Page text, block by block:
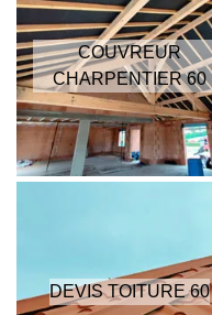
COUVREUR
CHARPENTIER 60
DEVIS TOITURE 60